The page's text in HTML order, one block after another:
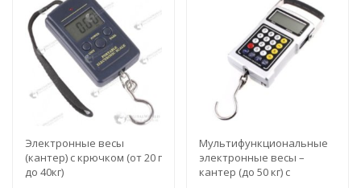
Электронные весы
(кантер) с крючком (от 20 г
до 40кг)
Мультифункциональные
электронные весы –
кантер (до 50 кг) с